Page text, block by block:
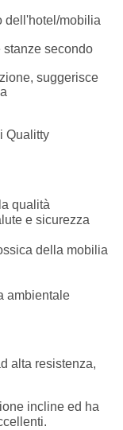
dell'hotel/mobilia
stanze secondo
suggerisce
Qualitty
qualità
e sicurezza
della mobilia
ambientale
alta resistenza,
incline ed ha